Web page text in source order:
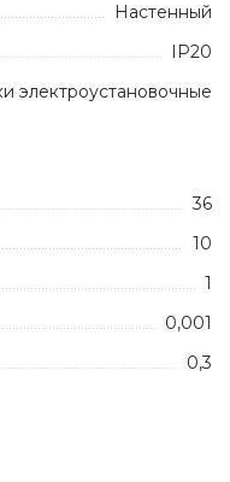
Настенный
IP20
электроустановочные
36
10
1
0,001
0,3